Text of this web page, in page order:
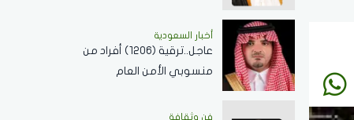
العلاقات الثنائية
أخبار السعودية
عاجل..ترقية (1206) أفراد من
منسوبي الأمن العام
فن وثقافة